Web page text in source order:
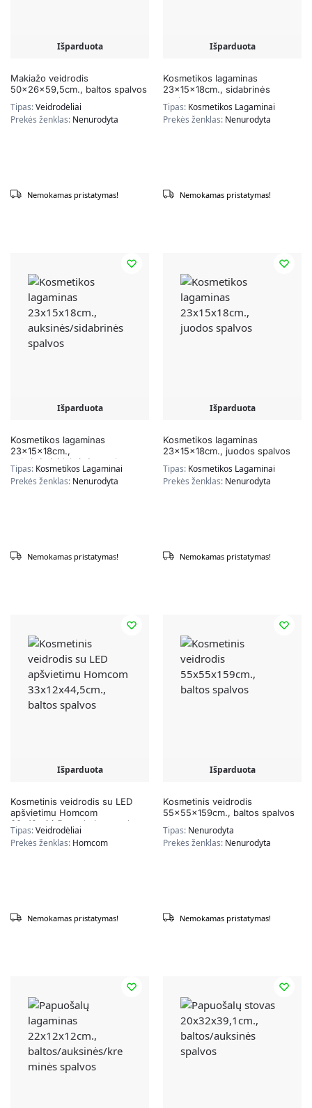
Išparduota
Makiažo veidrodis
50x26x59,5cm., baltos spalvos
Tipas:Veidrodėliai
Prekės ženklas: Nenurodyta
Nemokamas pristatymas!
Išparduota
Kosmetikos lagaminas
23x15x18cm., sidabrinės
spalvos
Tipas: Kosmetikos Lagaminai
Prekės ženklas: Nenurodyta
Nemokamas pristatymas!
Išparduota
Kosmetikos lagaminas
23x15x18cm.,
auksinės/sidabrinės spalvos
Tipas: Kosmetikos Lagaminai
Prekės ženklas: Nenurodyta
Nemokamas pristatymas!
Išparduota
Kosmetikos lagaminas
23x15x18cm., juodos spalvos
Tipas: Kosmetikos Lagaminai
Prekės ženklas: Nenurodyta
Nemokamas pristatymas!
Išparduota
Kosmetinis veidrodis su LED
apšvietimu Homcom
33x12x44,5cm., baltos spalvos
Tipas:Veidrodėliai
Prekės ženklas: Homcom
Nemokamas pristatymas!
Išparduota
Kosmetinis veidrodis
55x55x159cm., baltos spalvos
Tipas: Nenurodyta
Prekės ženklas: Nenurodyta
Nemokamas pristatymas!